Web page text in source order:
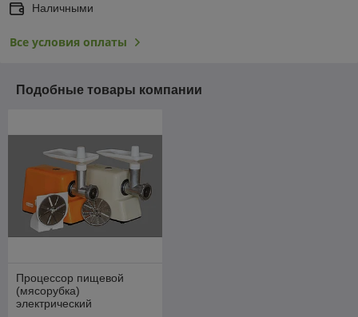
Наличными
Все условия оплаты
Подобные товары компании
Процессор пищевой
(мясорубка)
электрический